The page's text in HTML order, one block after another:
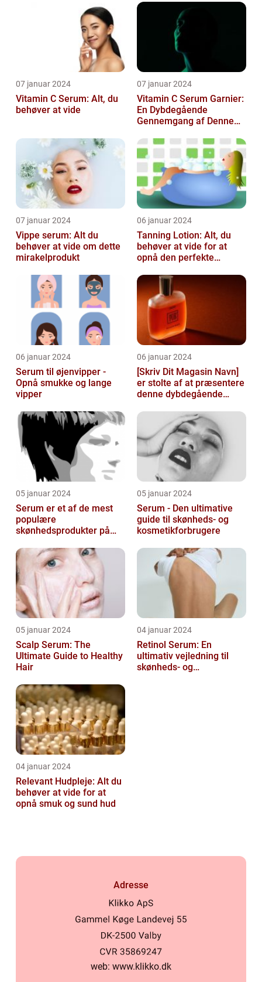
07 januar 2024
Vitamin C Serum: Alt, du
behøver at vide
07 januar 2024
Vitamin C Serum Garnier:
En Dybdegående
Gennemgang af Denne
Kosmetikfavorit
07 januar 2024
Vippe serum: Alt du
behøver at vide om dette
mirakelprodukt
06 januar 2024
Tanning Lotion: Alt, du
behøver at vide for at
opnå den perfekte
06 januar 2024
Serum til øjenvipper -
Opnå smukke og lange
vipper
06 januar 2024
[Skriv Dit Magasin Navn]
er stolte af at præsentere
denne dybdegående
05 januar 2024
Serum er et af de mest
populære
skønhedsprodukter på
ansigt er en vigtig de...
05 januar 2024
Serum - Den ultimative
guide til skønheds- og
kosmetikforbrugere
05 januar 2024
Scalp Serum: The
Ultimate Guide to Healthy
Hair
04 januar 2024
Retinol Serum: En
ultimativ vejledning til
skønheds- og
04 januar 2024
Relevant Hudpleje: Alt du
behøver at vide for at
opnå smuk og sund hud
Adresse
web: www.klikko.dk